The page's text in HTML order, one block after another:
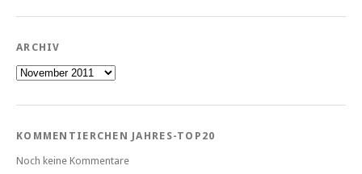
ARCHIV
Archiv
KOMMENTIERCHEN JAHRES-TOP20
Noch keine Kommentare